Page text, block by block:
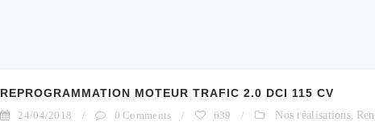
REPROGRAMMATION MOTEUR TRAFIC 2.0 DCI 115 CV
24/04/2018 / 0 Comments / 639 / Nos réalisations,